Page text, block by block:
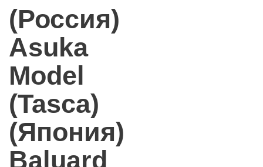
(Россия)
Asuka
Model
(Tasca)
(Япония)
Baluard